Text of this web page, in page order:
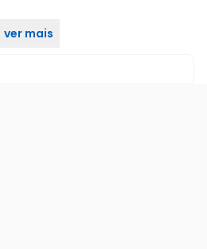
ver mais